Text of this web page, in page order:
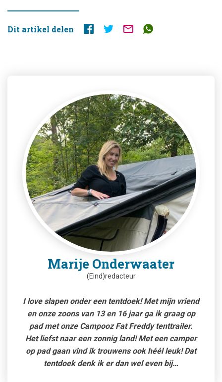
Dit artikel delen
Marije Onderwaater
(Eind)redacteur
I love slapen onder een tentdoek! Met mijn vriend
en onze zoons van 13 en 16 jaar ga ik graag op
pad met onze Campooz Fat Freddy tenttrailer.
Het liefst naar een zonnig land! Met een camper
op pad gaan vind ik trouwens ook héél leuk! Dat
tentdoek denk ik er dan wel even bij…